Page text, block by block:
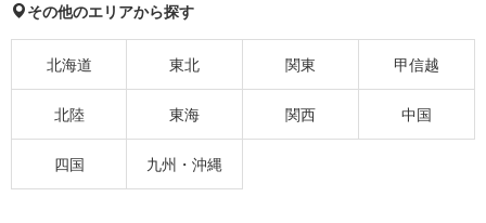
その他のエリアから探す
北海道 東北 関東 甲信越
北陸 東海 関西 中国
四国 九州・沖縄